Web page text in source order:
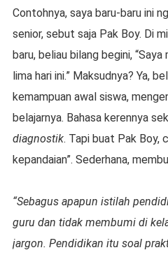
Contohnya, saya baru-baru ini
senior, sebut saja Pak Boy. Di
baru, beliau bilang begini, “Saya
lima hari ini.” Maksudnya? Ya,
kemampuan awal siswa,
belajarnya. Bahasa kerennya
diagnostik. Tapi buat Pak Boy,
kepandaian”. Sederhana,
“Sebagus apapun istilah
guru dan tidak membumi di
jargon. Pendidikan itu soal